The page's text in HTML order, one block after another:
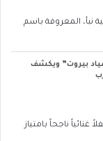
نبأ، المعروفة باسم
بيروت” ويكشف
غنائياً ناجحاً بامتياز